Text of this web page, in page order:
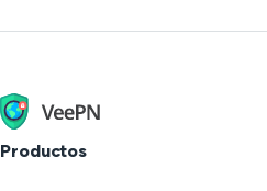
Productos